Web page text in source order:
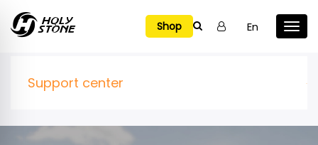
 Shop En
Support center